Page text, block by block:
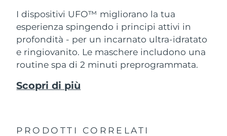
I dispositivi UFO™ migliorano la tua
esperienza spingendo i principi attivi in
profondità - per un incarnato ultra-idratato
e ringiovanito. Le maschere includono una
routine spa di 2 minuti preprogrammata.
Scopri di più
PRODOTTI CORRELATI